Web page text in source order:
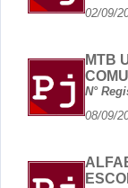
02/
MTB
N°
08/